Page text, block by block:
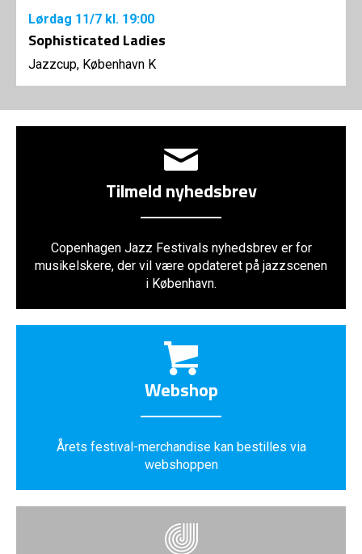
Lørdag 11/7 kl. 19:00
Sophisticated Ladies
Jazzcup, København K
Tilmeld nyhedsbrev
Copenhagen Jazz Festivals nyhedsbrev er for
musikelskere, der vil være opdateret på jazzscenen
i København.
Webshop
Årets festival-merchandise kan bestilles via
webshoppen